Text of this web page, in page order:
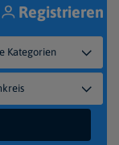
Registrieren